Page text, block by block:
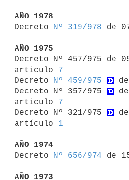
AÑO 1978
Decreto
Nº 319/978 de
AÑO 1975
Decreto Nº 457/975 de
artículo 7
Decreto
Nº 459/975
Decreto Nº 357/975
artículo 7
Decreto Nº 321/975
artículo 1
AÑO 1974
Decreto
Nº 656/974 de
AÑO 1973